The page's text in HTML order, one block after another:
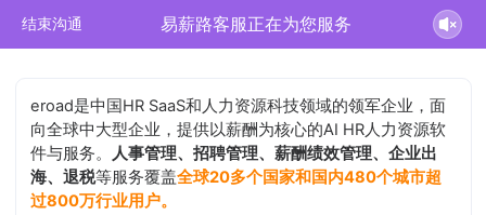
结束沟通 易薪路客服正在为您服务
eroad是中国HR SaaS和人力资源科技领域的领军企业，面
向全球中大型企业，提供以薪酬为核心的AI HR人力资源软
件与服务。
人事管理、招聘管理、薪酬绩效管理、企业出
海、退税等服务覆盖全球20多个国家和国内480个城市超
过800万行业用户。